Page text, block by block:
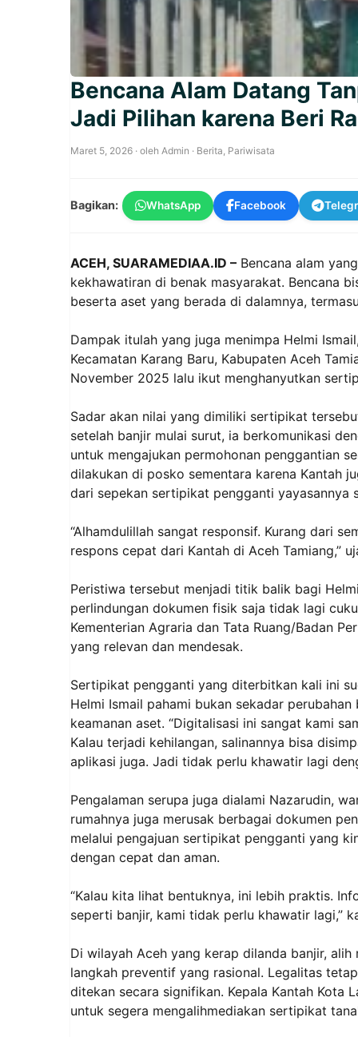
Bencana Alam Datang
Jadi Pilihan karena Beri
Maret 5, 2026 · oleh Admin · Berita Pariwisata
Bagikan: WhatsApp Facebook
ACEH, SUARAMEDIAA.ID – Bencana alam
kekhawatiran di benak masyarakat. Bencana
beserta aset yang berada di dalamnya,
Dampak itulah yang juga menimpa Helmi
Kecamatan Karang Baru, Kabupaten Aceh
November 2025 lalu ikut menghanyutkan
Sadar akan nilai yang dimiliki sertipikat
setelah banjir mulai surut, ia berkomunikasi
untuk mengajukan permohonan penggantian
dilakukan di posko sementara karena Kantah
dari sepekan sertipikat pengganti yayasannya
“Alhamdulillah sangat responsif. Kurang dari
respons cepat dari Kantah di Aceh Tamiang,”
Peristiwa tersebut menjadi titik balik bagi
perlindungan dokumen fisik saja tidak lagi
Kementerian Agraria dan Tata Ruang/Badan
yang relevan dan mendesak.
Sertipikat pengganti yang diterbitkan kali ini
Helmi Ismail pahami bukan sekadar
keamanan aset. “Digitalisasi ini sangat kami
Kalau terjadi kehilangan, salinannya bisa
aplikasi juga. Jadi tidak perlu khawatir lagi
Pengalaman serupa juga dialami Nazarudin,
rumahnya juga merusak berbagai dokumen
melalui pengajuan sertipikat pengganti yang
dengan cepat dan aman.
“Kalau kita lihat bentuknya, ini lebih praktis.
seperti banjir, kami tidak perlu khawatir lagi,”
Di wilayah Aceh yang kerap dilanda banjir,
langkah preventif yang rasional. Legalitas
ditekan secara signifikan. Kepala Kantah Kota
untuk segera mengalihmediakan sertipikat